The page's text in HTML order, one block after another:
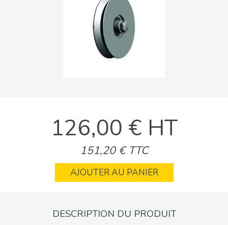
126,00 € HT
151,20 € TTC
AJOUTER AU PANIER
DESCRIPTION DU PRODUIT